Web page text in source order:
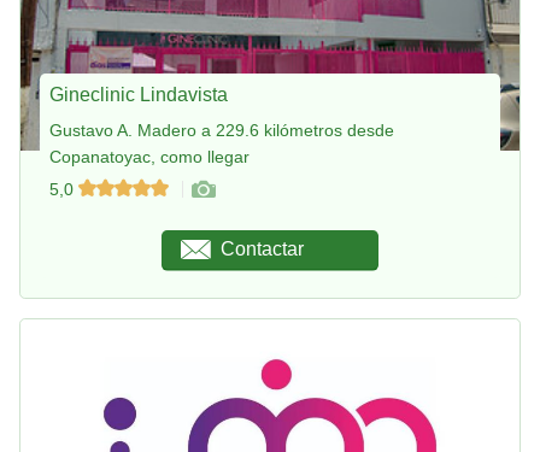
Gineclinic Lindavista
Gustavo A. Madero a 229.6 kilómetros desde
Copanatoyac, como llegar
5,0
Contactar